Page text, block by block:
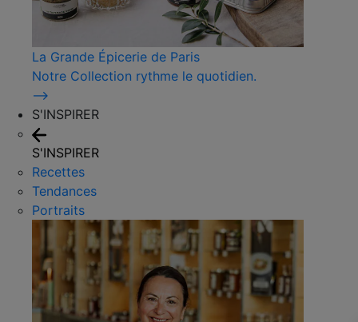
La Grande Épicerie de Paris
Notre Collection rythme le quotidien.
⟶
S'INSPIRER
S'INSPIRER
Recettes
Tendances
Portraits